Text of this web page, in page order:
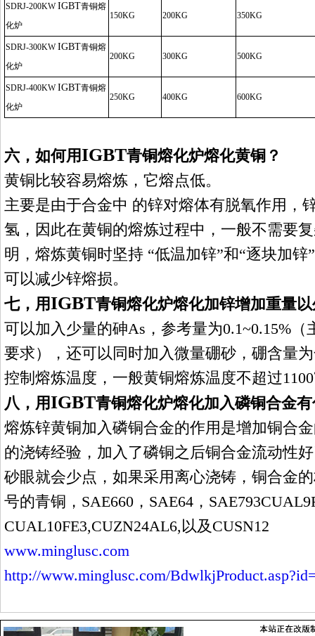
SDRJ-200KWIGBT青铜熔
化炉
150KG 200KG 350KG
SDRJ-300KWIGBT青铜熔
化炉
200KG 300KG 500KG
SDRJ-400KWIGBT青铜熔
化炉
250KG 400KG 600KG
六， 如何用IGBT青铜熔化炉熔化黄铜？
黄铜比较容易熔炼，它熔点低。
主要是由于合金中 的锌对熔体有脱氧作用，
氢，因此在黄铜的熔炼过程中，一般不需要
明，熔炼黄铜时坚持 “低温加锌”和“逐块加锌”
可以减少锌熔损。
七， 用IGBT青铜熔化炉熔化加锌增加重量
可以加入少量的砷As ，参考量为0.1~0.15%
要求），还可以同时加入微量硼砂，硼含量
控制熔炼温度，一般黄铜熔炼温度不超过
八， 用IGBT青铜熔化炉熔化加入磷铜合金
熔炼锌黄铜加入磷铜合金的作用是增加铜合
的浇铸经验，加入了磷铜之后铜合金流动性
砂眼就会少点，如果采用离心浇铸，铜合金
号的青铜， SAE660 ， SAE64 ，
CUAL10FE3,CUZN24AL6,以及 CUSN12
www.minglusc.com
http://www.minglusc.com/